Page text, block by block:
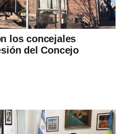
los concejales
del Concejo